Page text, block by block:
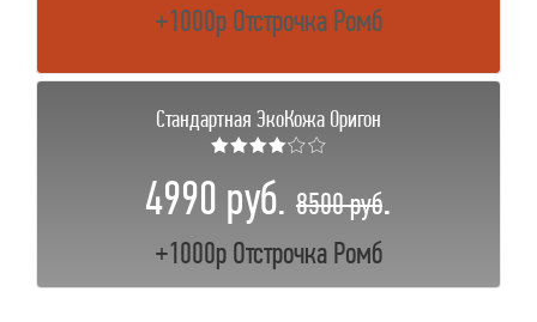
+1000р Отстрочка Ромб
Стандартная ЭкоКожа Оригон
★★★★☆☆
4990 руб. 8500 руб.
+1000р Отстрочка Ромб